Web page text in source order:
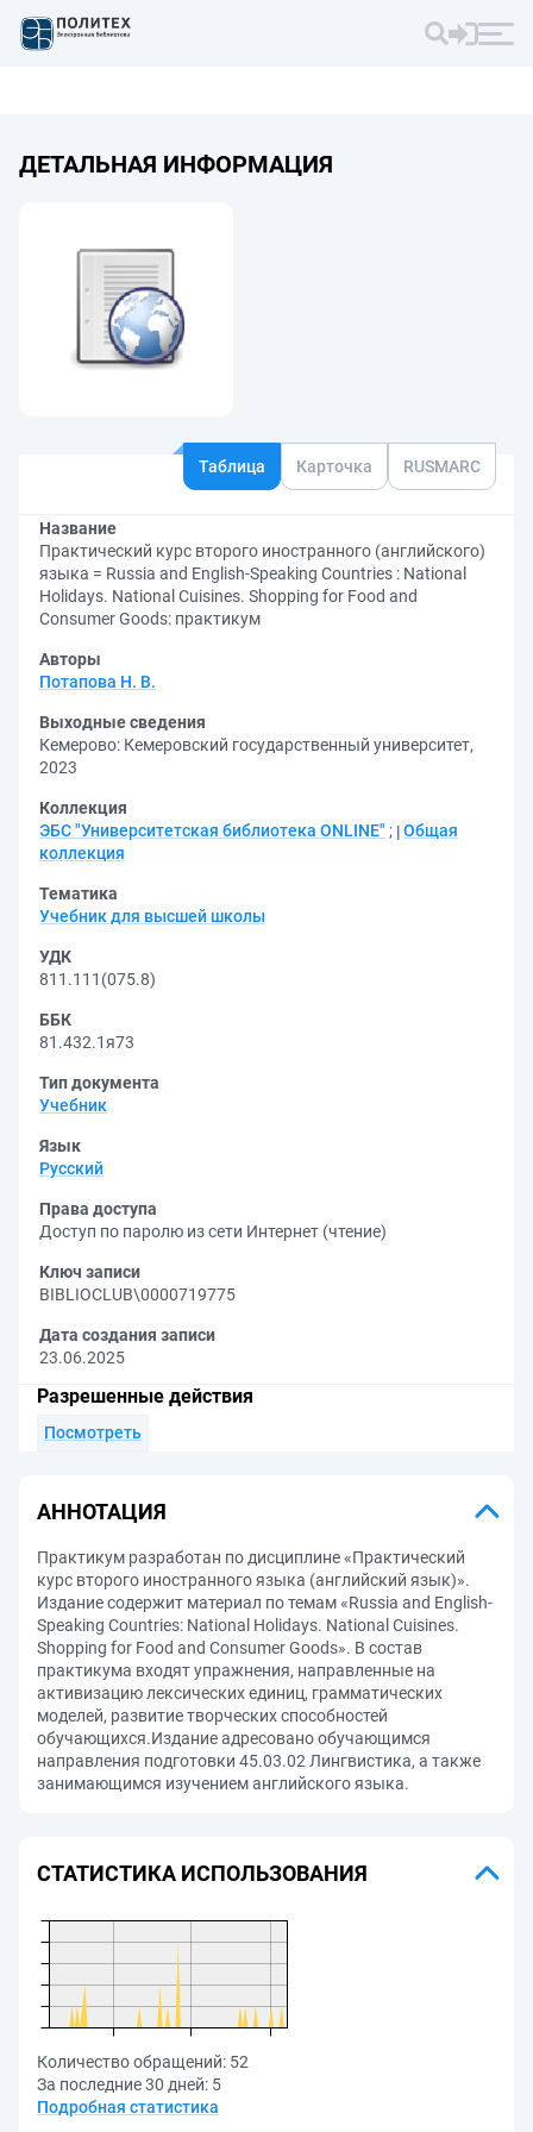
ДЕТАЛЬНАЯ ИНФОРМАЦИЯ
Таблица Карточка RUSMARC
Название
Практический курс второго иностранного (английского)
языка = Russia and English-Speaking Countries : National
Holidays. National Cuisines. Shopping for Food and
Consumer Goods: практикум
Авторы
Потапова Н. В.
Выходные сведения
Кемерово: Кемеровский государственный университет,
2023
Коллекция
ЭБС "Университетская библиотека ONLINE" ; Общая
коллекция
Тематика
Учебник для высшей школы
УДК
811.111(075.8)
ББК
81.432.1я73
Тип документа
Учебник
Язык
Русский
Права доступа
Доступ по паролю из сети Интернет (чтение)
Ключ записи
BIBLIOCLUB\0000719775
Дата создания записи
23.06.2025
Разрешенные действия
Посмотреть
АННОТАЦИЯ
Практикум разработан по дисциплине «Практический
курс второго иностранного языка (английский язык)».
Издание содержит материал по темам «Russia and English-
Speaking Countries: National Holidays. National Cuisines.
Shopping for Food and Consumer Goods». В состав
практикума входят упражнения, направленные на
активизацию лексических единиц, грамматических
моделей, развитие творческих способностей
обучающихся.Издание адресовано обучающимся
направления подготовки 45.03.02 Лингвистика, а также
занимающимся изучением английского языка.
СТАТИСТИКА ИСПОЛЬЗОВАНИЯ
Количество обращений: 52
За последние 30 дней: 5
Подробная статистика